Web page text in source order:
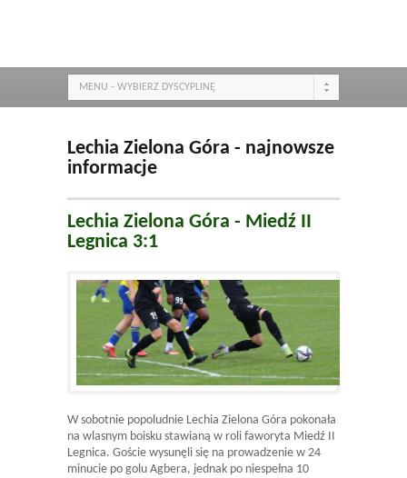
MENU - WYBIERZ DYSCYPLINĘ
Lechia Zielona Góra - najnowsze
informacje
Lechia Zielona Góra - Miedź II
Legnica 3:1
W sobotnie popoludnie Lechia Zielona Góra pokonała
na wlasnym boisku stawianą w roli faworyta Miedź II
Legnica. Goście wysunęli się na prowadzenie w 24
minucie po golu Agbera, jednak po niespełna 10